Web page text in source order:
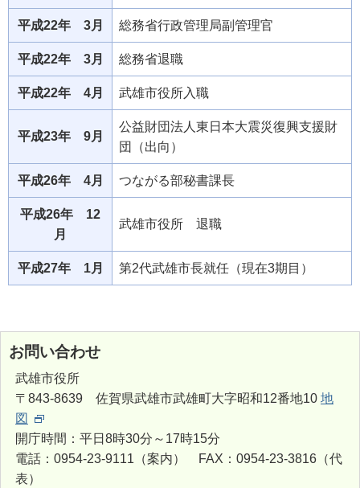
平成22年 3月 総務省行政管理局副管理官
平成22年 3月 総務省退職
平成22年 4月 武雄市役所入職
平成23年 9月
公益財団法人東日本大震災復興支援財
団（出向）
平成26年 4月 つながる部秘書課長
平成26年 12
月
武雄市役所 退職
平成27年 1月 第2代武雄市長就任（現在3期目）
お問い合わせ
武雄市役所
〒843-8639 佐賀県武雄市武雄町大字昭和12番地10 地
図
開庁時間：平日8時30分～17時15分
電話：0954-23-9111（案内） FAX：0954-23-3816（代
表）